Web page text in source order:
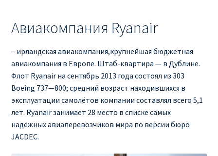
Авиакомпания Ryanair
– ирландская авиакомпания,крупнейшая бюджетная
авиакомпания в Европе. Штаб-квартира — в Дублине.
Флот Ryanair на сентябрь 2013 года состоял из 303
Boeing 737—800; средний возраст находившихся в
эксплуатации самолётов компании составлял всего 5,1
лет. Ryanair занимает 28 место в списке самых
надёжных авиаперевозчиков мира по версии бюро
JACDEC.